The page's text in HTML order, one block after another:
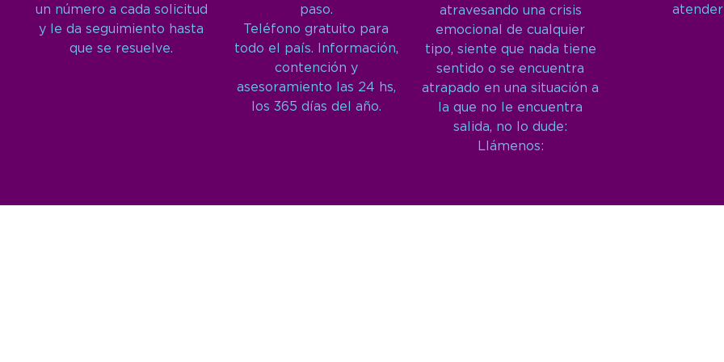
un número a cada solicitud
y le da seguimiento hasta
que se resuelve.
paso.
Teléfono gratuito para
todo el país. Información,
contención y
asesoramiento las 24 hs,
los 365 días del año.
atravesando una crisis
emocional de cualquier
tipo, siente que nada tiene
sentido o se encuentra
atrapado en una situación a
la que no le encuentra
salida, no lo dude:
Llámenos: